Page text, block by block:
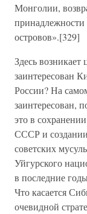
Монголии,
островов».[329]
Здесь
заинтересован
России? На
заинтересован,
это в
СССР и
советских
Уйгурского
в последние
Что касается
очевидной